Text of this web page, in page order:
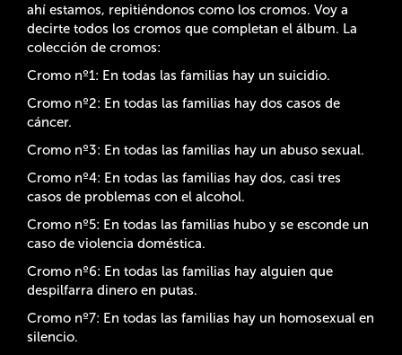
ahí estamos, repitiéndonos como los cromos. Voy a
decirte todos los cromos que completan el álbum. La
colección de cromos:
Cromo nº1: En todas las familias hay un suicidio.
Cromo nº2: En todas las familias hay dos casos de
cáncer.
Cromo nº3: En todas las familias hay un abuso sexual.
Cromo nº4: En todas las familias hay dos, casi tres
casos de problemas con el alcohol.
Cromo nº5: En todas las familias hubo y se esconde un
caso de violencia doméstica.
Cromo nº6: En todas las familias hay alguien que
despilfarra dinero en putas.
Cromo nº7: En todas las familias hay un homosexual en
silencio.